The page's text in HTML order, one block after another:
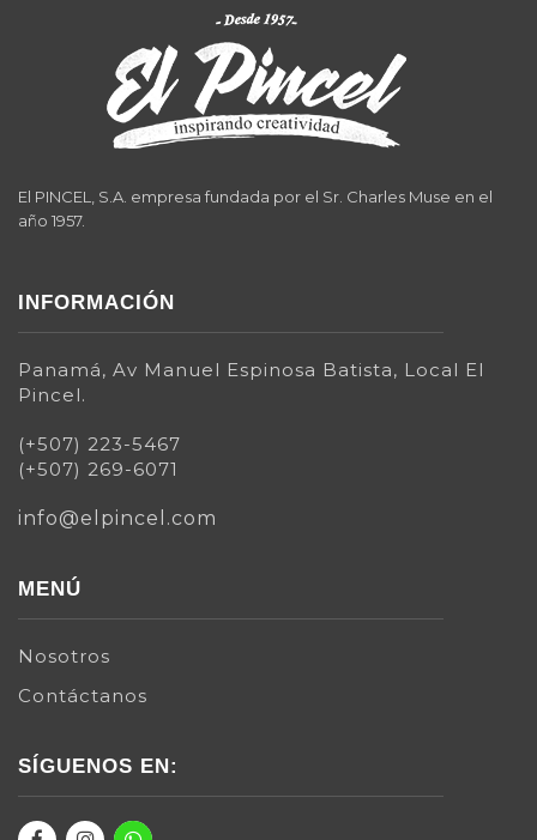
El PINCEL, S.A. empresa fundada por el Sr. Charles Muse en el
año 1957.
INFORMACIÓN
Panamá, Av Manuel Espinosa Batista, Local El
Pincel.
(+507) 223-5467
(+507) 269-6071
info@elpincel.com
MENÚ
Nosotros
Contáctanos
SÍGUENOS EN: